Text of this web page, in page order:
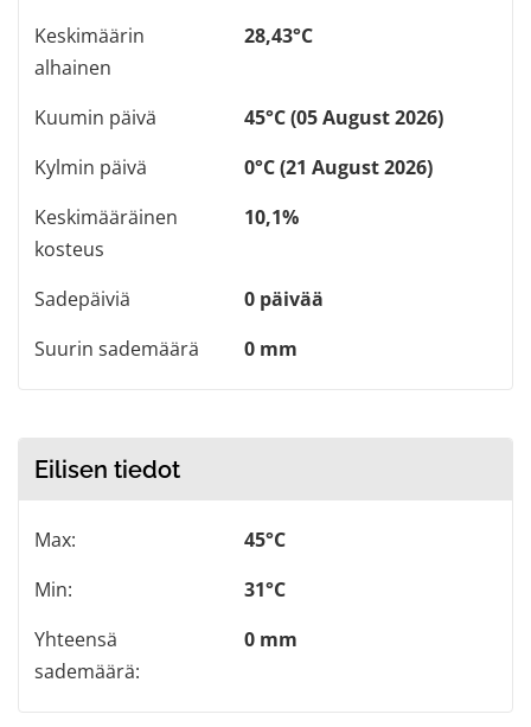
Keskimäärin
alhainen
28,43°C
Kuumin päivä
45°C (05 August 2026)
Kylmin päivä
0°C (21 August 2026)
Keskimääräinen
kosteus
10,1%
Sadepäiviä
0 päivää
Suurin sademäärä
0 mm
Eilisen tiedot
Max:
45°C
Min:
31°C
Yhteensä
sademäärä:
0 mm